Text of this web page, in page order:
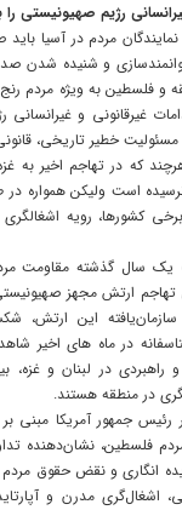
رژیم صهیونیستی را
نمایندگان مردم در آسیا
و شنیده شدن
و فلسطین به ویژه مردم
غیرقانونی و غیرانسانی
خطیر تاریخی،
که در تهاجم اخیر به
است ولیکن همواره
کشورها، رویه‌
یک سال گذشته مقاومت
ارتش مجهز
این ارتش،
در ماه های اخیر
راهبردی در لبنان و غزه،
در منطقه هستند.
رئیس جمهور آمریکا مبنی
فلسطین، نشان‌دهنده
انگاری و نقض حقوق
اشغال‌گری مدرن و